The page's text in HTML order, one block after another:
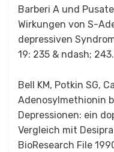
Barberi A und
Wirkungen von S-
depressiven
19: 235 & ndash; 243.
Bell KM, Potkin SG,
Adenosylmethionin
Depressionen: ein
Vergleich mit
BioResearch File